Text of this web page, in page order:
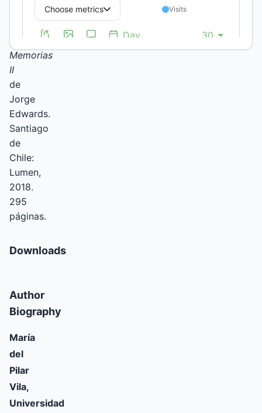
consigna.
Memorias
II
de
Jorge
Edwards.
Santiago
de
Chile:
Lumen,
2018.
295
páginas.
Downloads
Author
Biography
María
del
Pilar
Vila,
Universidad